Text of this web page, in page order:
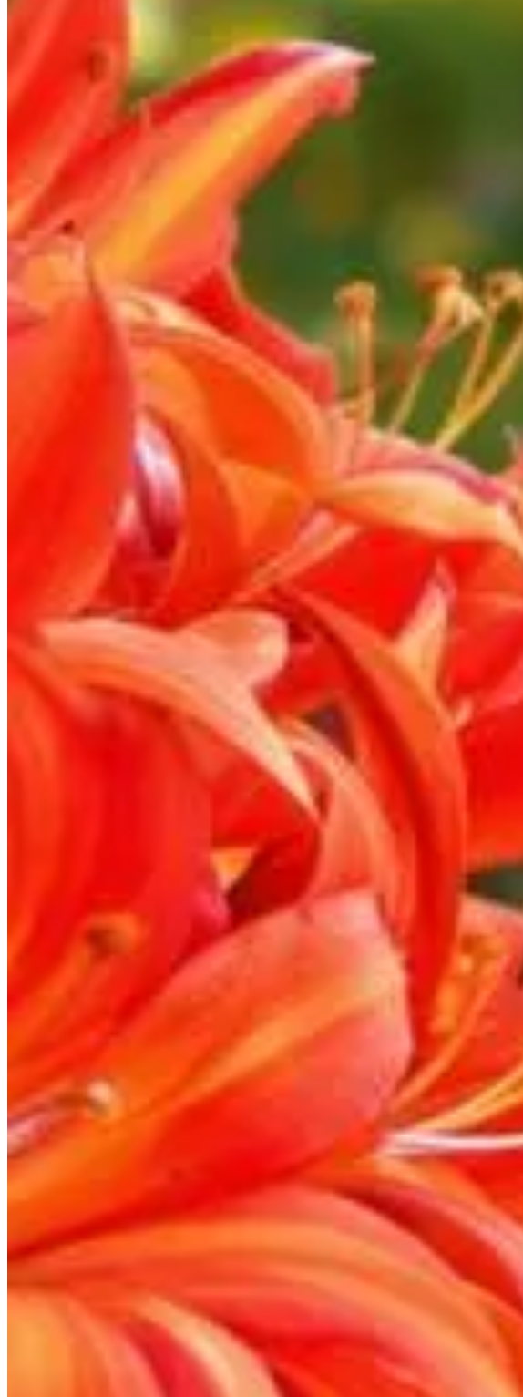
10 mai 2025 à 08:00
L'automne, avec ses journées plus courtes et son climat changeant, ne
autres stars de l'été commencent à tirer leur révérence, une vivace moins
pour plaire aux jardiniers en quête de belles couleurs automnales et de vie.
Plantez stratégiquement le Schizostylis pour un
Le Schizostylis coccinea, également connu sous le nom de lis des Cafres, est
premières gelées. Pour profiter au mieux de son potentiel, il est important de
humide. Évitez les emplacements trop secs ou sablonneux, où la plante aura
garantit une belle croissance et une floraison abondante. En plantant
Vous assurerez ainsi une symphonie de couleurs sous les rayons dorés de
Les soins essentiels pour une floraison éclatante
Pour permettre au Schizostylis de s'épanouir, il est crucial de le planter dans
manière excessive, cela pourrait entraver le bon développement de la plante.
Importance du paillage pour le Schizostylis